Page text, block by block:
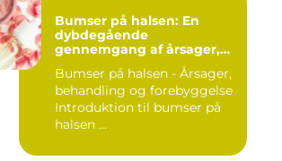
Bumser på halsen: En
dybdegående
gennemgang af årsager,
forebyggelse
Bumser på halsen - Årsager,
behandling og forebyggelse
Introduktion til bumser på
halsen ...